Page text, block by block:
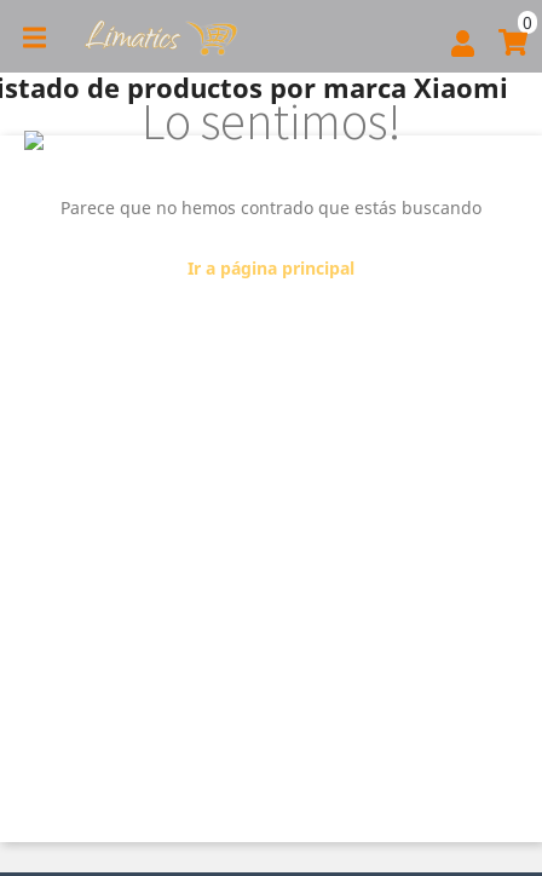
0
de productos por marca Xiaomi
Lo sentimos!
Parece que no hemos contrado que estás buscando
Ir a página principal